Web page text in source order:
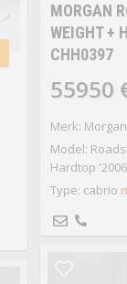
MORGAN
WEIGHT +
CHH0397
55950
Merk: Morgan
Model:
Hardtop '2006
Type: cabrio